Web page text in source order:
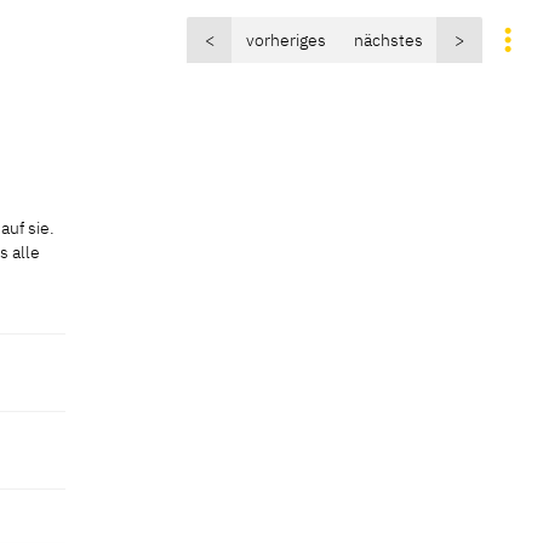
< vorheriges nächstes >
sie.
alle